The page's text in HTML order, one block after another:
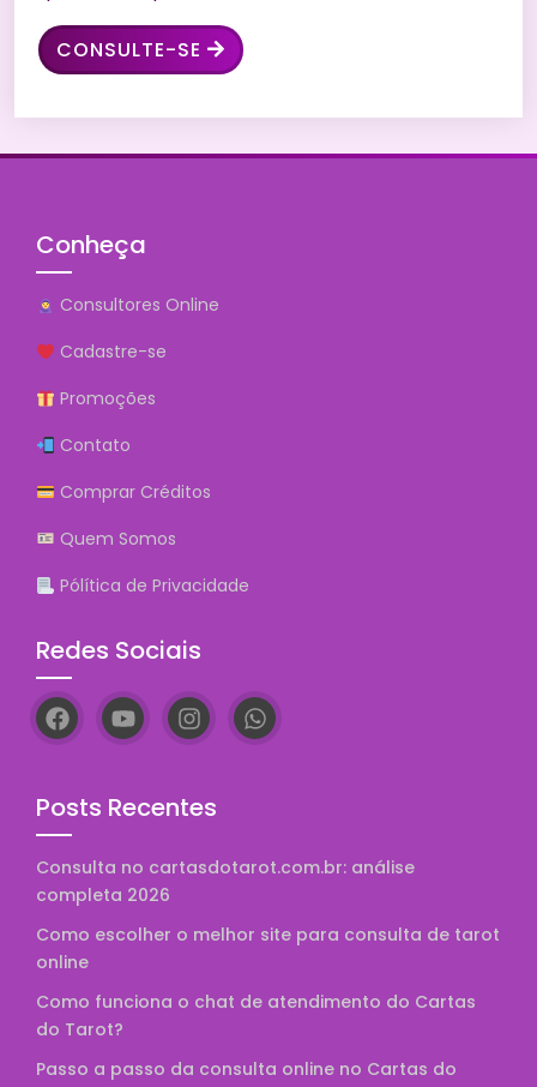
CONSULTE-SE
Conheça
Consultores Online
Cadastre-se
Promoções
Contato
Comprar Créditos
Quem Somos
Pólítica de Privacidade
Redes Sociais
Posts Recentes
Consulta no cartasdotarot.com.br: análise
completa 2026
Como escolher o melhor site para consulta de tarot
online
Como funciona o chat de atendimento do Cartas
do Tarot?
Passo a passo da consulta online no Cartas do